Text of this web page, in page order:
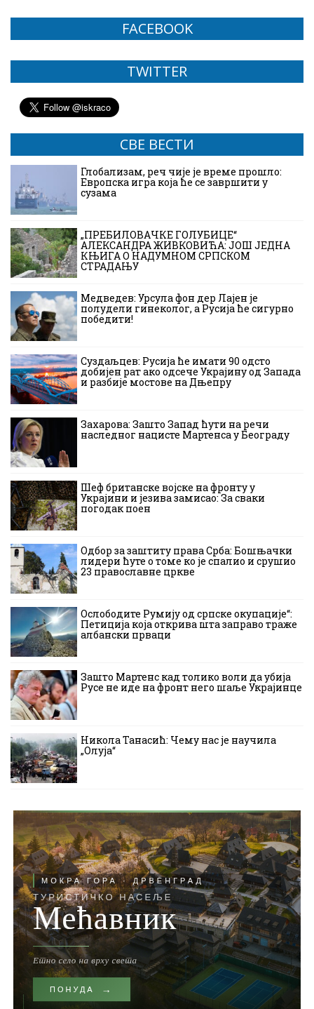
FACEBOOK
TWITTER
СВЕ ВЕСТИ
Глобализам, реч чије је време прошло:
Европска игра која ће се завршити у
сузама
„ПРЕБИЛОВАЧКЕ ГОЛУБИЦЕ“
АЛЕКСАНДРА ЖИВКОВИЋА: ЈОШ ЈЕДНА
КЊИГА О НАДУМНОМ СРПСКОМ
СТРАДАЊУ
Медведев: Урсула фон дер Лајен је
полудели гинеколог, а Русија ће сигурно
победити!
Суздаљцев: Русија ће имати 90 одсто
добијен рат ако одсече Украјину од Запада
и разбије мостове на Дњепру
Захарова: Зашто Запад ћути на речи
наследног нацисте Мартенса у Београду
Шеф британске војске на фронту у
Украјини и језива замисао: За сваки
погодак поен
Одбор за заштиту права Срба: Бошњачки
лидери ћуте о томе ко је спалио и срушио
23 православне цркве
Ослободите Румију од српске окупације“:
Петиција која открива шта заправо траже
албански прваци
Зашто Мартенс кад толико воли да убија
Русе не иде на фронт него шаље Украјинце
Никола Танасић: Чему нас је научила
„Олуја“